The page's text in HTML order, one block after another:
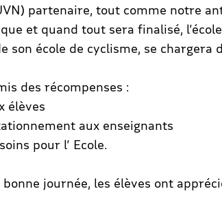
partenaire, tout comme notre
et quand tout sera finalisé,
son école de cyclisme, se chargera
des récompenses :
élèves
aux enseignants
pour l’ Ecole.
journée, les élèves ont